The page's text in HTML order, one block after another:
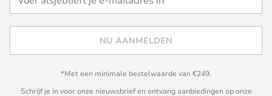
NU AANMELDEN
*Met een minimale bestelwaarde van €249.
Schrijf je in voor onze nieuwsbrief en ontvang aanbiedingen op onze